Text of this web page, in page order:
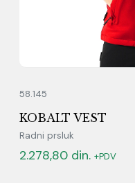
58.145
KOBALT VEST
Radni prsluk
2.278,80 din. +PDV